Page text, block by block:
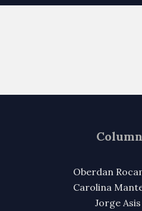
Oberdan
Carolina
Jorge